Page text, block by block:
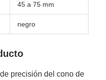
45 a 75 mm
negro
precisión del cono de